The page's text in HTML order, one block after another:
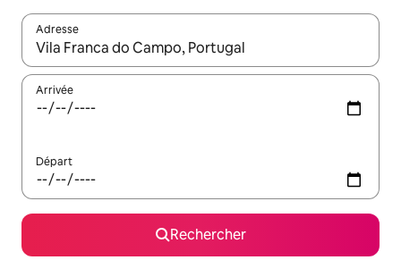
Adresse
Lorsque les résultats s'affichent, utilisez les flèches vers le
Arrivée
Départ
Rechercher